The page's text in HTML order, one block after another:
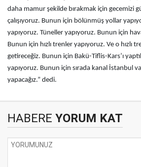
daha mamur şekilde bırakmak için gecemizi
çalışıyoruz. Bunun için bölünmüş yollar
yapıyoruz. Tüneller yapıyoruz. Bunun için
Bunun için hızlı trenler yapıyoruz. Ve o hızlı
getireceğiz. Bunun için Bakü-Tiflis-Kars’ı
yapıyoruz. Bunun için sırada kanal İstanbul
yapacağız.” dedi.
HABERE YORUM KAT